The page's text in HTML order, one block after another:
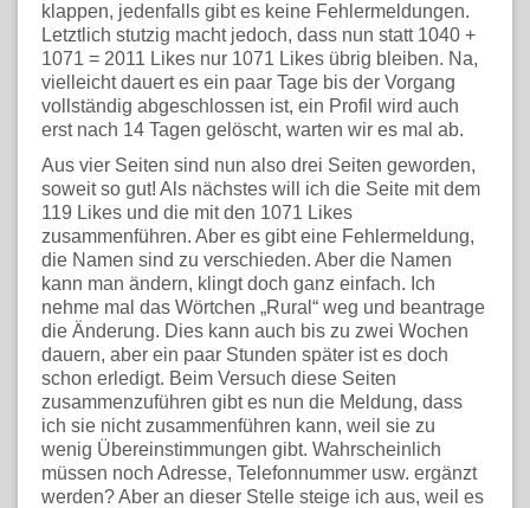
klappen, jedenfalls gibt es keine Fehlermeldungen.
Letztlich stutzig macht jedoch, dass nun statt 1040 +
1071 = 2011 Likes nur 1071 Likes übrig bleiben. Na,
vielleicht dauert es ein paar Tage bis der Vorgang
vollständig abgeschlossen ist, ein Profil wird auch
erst nach 14 Tagen gelöscht, warten wir es mal ab.
Aus vier Seiten sind nun also drei Seiten geworden,
soweit so gut! Als nächstes will ich die Seite mit dem
119 Likes und die mit den 1071 Likes
zusammenführen. Aber es gibt eine Fehlermeldung,
die Namen sind zu verschieden. Aber die Namen
kann man ändern, klingt doch ganz einfach. Ich
nehme mal das Wörtchen „Rural“ weg und beantrage
die Änderung. Dies kann auch bis zu zwei Wochen
dauern, aber ein paar Stunden später ist es doch
schon erledigt. Beim Versuch diese Seiten
zusammenzuführen gibt es nun die Meldung, dass
ich sie nicht zusammenführen kann, weil sie zu
wenig Übereinstimmungen gibt. Wahrscheinlich
müssen noch Adresse, Telefonnummer usw. ergänzt
werden? Aber an dieser Stelle steige ich aus, weil es